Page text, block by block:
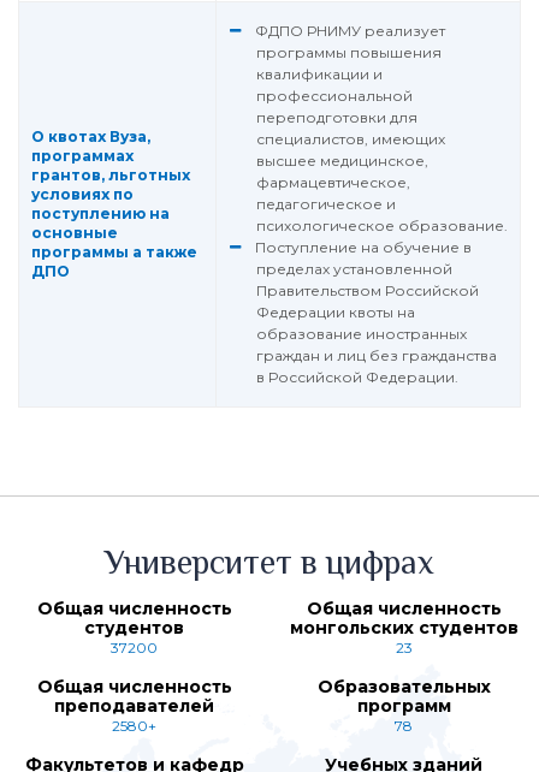
О квотах Вуза,
программах
грантов, льготных
условиях по
поступлению на
основные
программы а также
ДПО
ФДПО РНИМУ реализует
программы повышения
квалификации и
профессиональной
переподготовки для
специалистов, имеющих
высшее медицинское,
фармацевтическое,
педагогическое и
психологическое образование.
Поступление на обучение в
пределах установленной
Правительством Российской
Федерации квоты на
образование иностранных
граждан и лиц без гражданства
в Российской Федерации.
Университет в цифрах
Общая численность
студентов
37200
Общая численность
монгольских студентов
23
Общая численность
преподавателей
2580+
Образовательных
программ
78
Факультетов и кафедр Учебных зданий